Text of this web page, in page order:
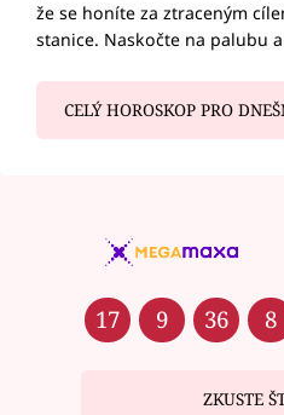
že se honíte za ztraceným
stanice. Naskočte na palubu
CELÝ HOROSKOP PRO
17 9 36 8
ZKUSTE